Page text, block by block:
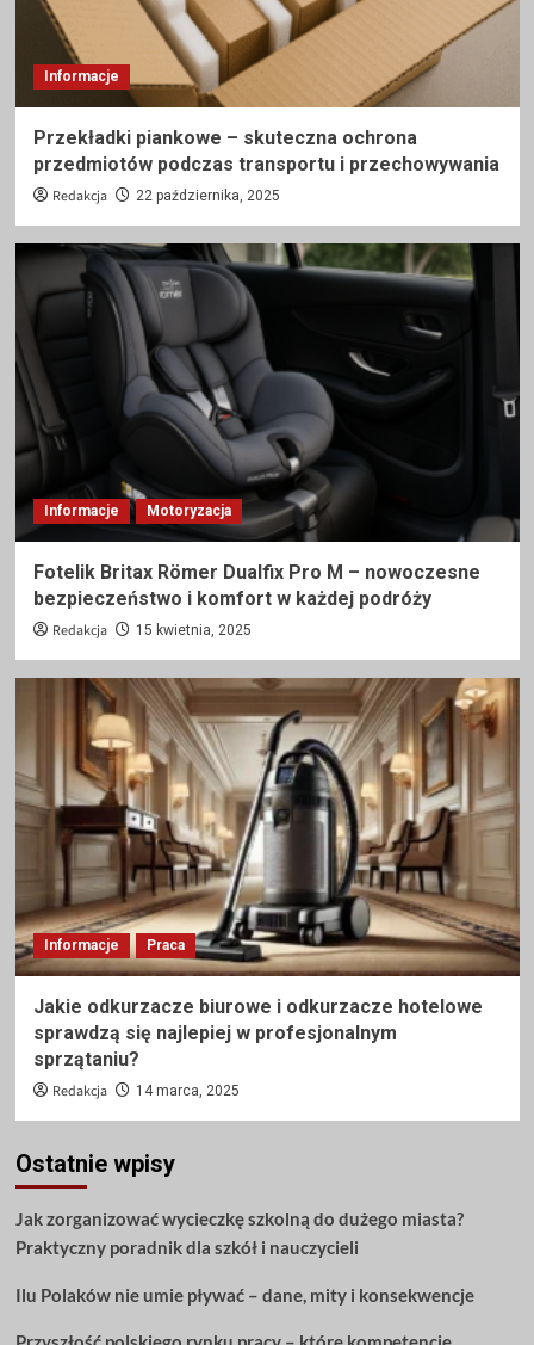
Informacje
Przekładki piankowe – skuteczna ochrona
przedmiotów podczas transportu i przechowywania
Redakcja 22 października, 2025
Informacje Motoryzacja
Fotelik Britax Römer Dualfix Pro M – nowoczesne
bezpieczeństwo i komfort w każdej podróży
Redakcja 15 kwietnia, 2025
Informacje Praca
Jakie odkurzacze biurowe i odkurzacze hotelowe
sprawdzą się najlepiej w profesjonalnym
sprzątaniu?
Redakcja 14 marca, 2025
Ostatnie wpisy
Jak zorganizować wycieczkę szkolną do dużego miasta?
Praktyczny poradnik dla szkół i nauczycieli
Ilu Polaków nie umie pływać – dane, mity i konsekwencje